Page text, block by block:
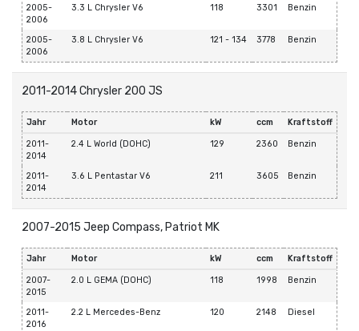
2005-
2006
3.3 L Chrysler V6 118 3301 Benzin
2005-
2006
3.8 L Chrysler V6 121 - 134 3778 Benzin
2011-2014 Chrysler 200 JS
Jahr Motor kW ccm Kraftstoff
2011-
2014
2.4 L World (DOHC) 129 2360 Benzin
2011-
2014
3.6 L Pentastar V6 211 3605 Benzin
2007-2015 Jeep Compass, Patriot MK
Jahr Motor kW ccm Kraftstoff
2007-
2015
2.0 L GEMA (DOHC) 118 1998 Benzin
2011-
2016
2.2 L Mercedes-Benz 120 2148 Diesel